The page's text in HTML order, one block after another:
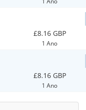
£8.16 GBP
1 Ano
£8.16 GBP
1 Ano